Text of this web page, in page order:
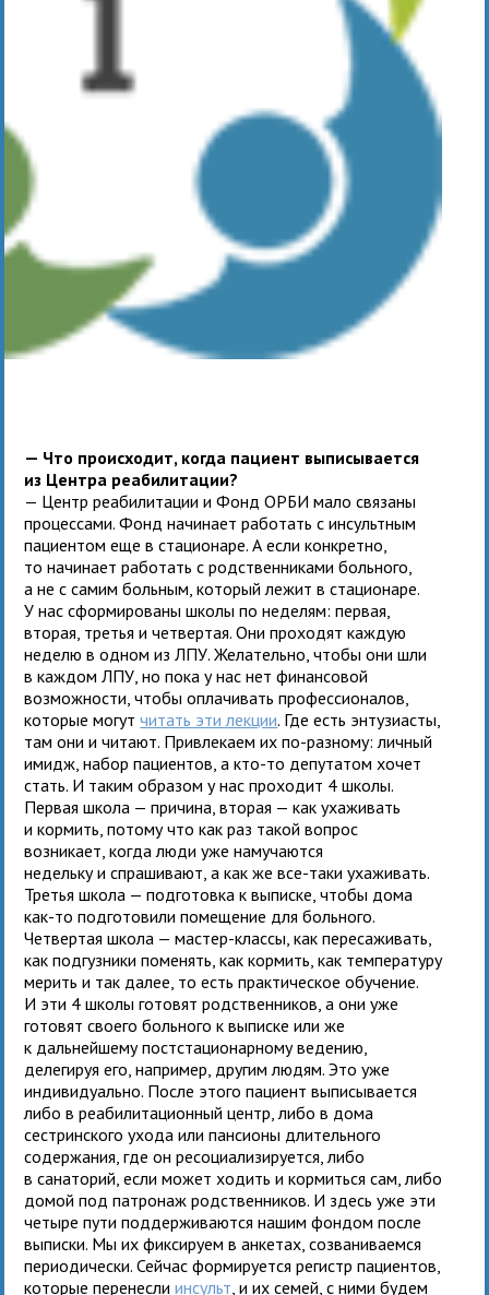
— Что происходит, когда пациент выписывается
из Центра реабилитации?
— Центр реабилитации и Фонд ОРБИ мало связаны
процессами. Фонд начинает работать с инсультным
пациентом еще в стационаре. А если конкретно,
то начинает работать с родственниками больного,
а не с самим больным, который лежит в стационаре.
У нас сформированы школы по неделям: первая,
вторая, третья и четвертая. Они проходят каждую
неделю в одном из ЛПУ. Желательно, чтобы они шли
в каждом ЛПУ, но пока у нас нет финансовой
возможности, чтобы оплачивать профессионалов,
которые могутчитать эти лекции. Где есть энтузиасты,
там они и читают. Привлекаем их по-разному: личный
имидж, набор пациентов, а кто-то депутатом хочет
стать. И таким образом у нас проходит 4 школы.
Первая школа — причина, вторая — как ухаживать
и кормить, потому что как раз такой вопрос
возникает, когда люди уже намучаются
недельку и спрашивают, а как же все-таки ухаживать.
Третья школа — подготовка к выписке, чтобы дома
как-то подготовили помещение для больного.
Четвертая школа — мастер-классы, как пересаживать,
как подгузники поменять, как кормить, как температуру
мерить и так далее, то есть практическое обучение.
И эти 4 школы готовят родственников, а они уже
готовят своего больного к выписке или же
к дальнейшему постстационарному ведению,
делегируя его, например, другим людям. Это уже
индивидуально. После этого пациент выписывается
либо в реабилитационный центр, либо в дома
сестринского ухода или пансионы длительного
содержания, где он ресоциализируется, либо
в санаторий, если может ходить и кормиться сам, либо
домой под патронаж родственников. И здесь уже эти
четыре пути поддерживаются нашим фондом после
выписки. Мы их фиксируем в анкетах, созваниваемся
периодически. Сейчас формируется регистр пациентов,
которые перенеслиинсульт , и их семей, с ними будем